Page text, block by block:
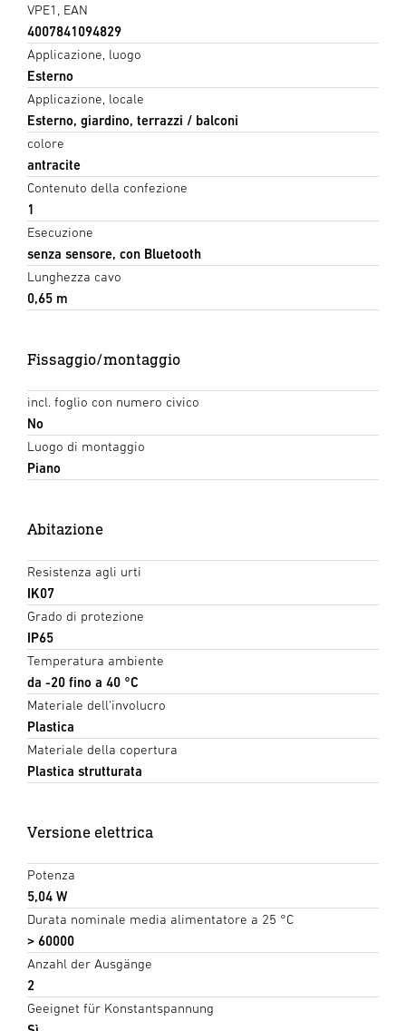
VPE1, EAN
4007841094829
Applicazione, luogo
Esterno
Applicazione, locale
Esterno, giardino, terrazzi / balconi
colore
antracite
Contenuto della confezione
1
Esecuzione
senza sensore, con Bluetooth
Lunghezza cavo
0,65 m
Fissaggio/montaggio
incl. foglio con numero civico
No
Luogo di montaggio
Piano
Abitazione
Resistenza agli urti
IK07
Grado di protezione
IP65
Temperatura ambiente
da -20 fino a 40 °C
Materiale dell'involucro
Plastica
Materiale della copertura
Plastica strutturata
Versione elettrica
Potenza
5,04 W
Durata nominale media alimentatore a 25 °C
> 60000
Anzahl der Ausgänge
2
Geeignet für Konstantspannung